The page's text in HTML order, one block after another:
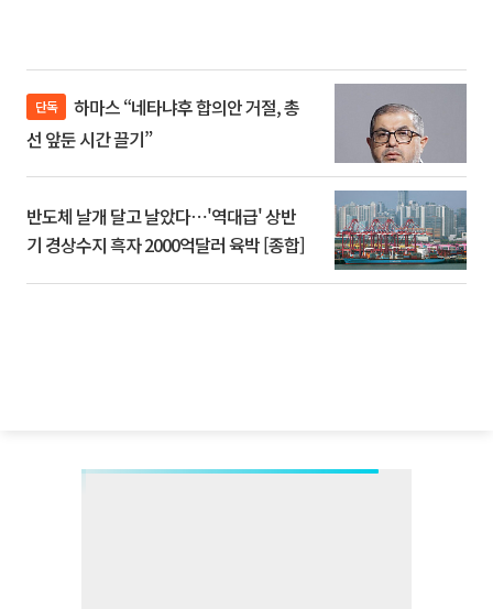
단독
선 앞둔 시간 끌기”
반도체 날개 달고 날았다⋯'역대급' 상반
기 경상수지 흑자 2000억달러 육박 [종합]